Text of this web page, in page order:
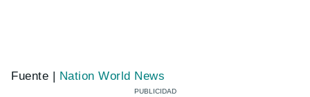
Fuente | Nation World News